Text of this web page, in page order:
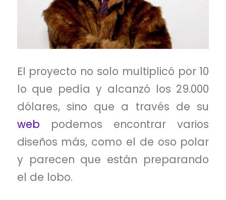
El proyecto no solo multiplicó por 10
lo que pedía y alcanzó los 29.000
dólares, sino que a través de su
web podemos encontrar varios
diseños más, como el de oso polar
y parecen que están preparando
el de lobo.